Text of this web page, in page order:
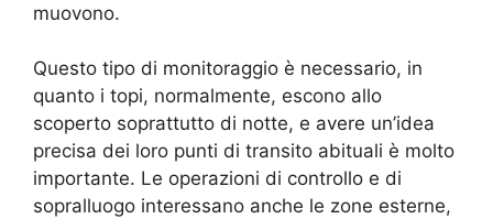
muovono.
Questo tipo di monitoraggio è necessario, in
quanto i topi, normalmente, escono allo
scoperto soprattutto di notte, e avere un’idea
precisa dei loro punti di transito abituali è molto
importante. Le operazioni di controllo e di
sopralluogo interessano anche le zone esterne,